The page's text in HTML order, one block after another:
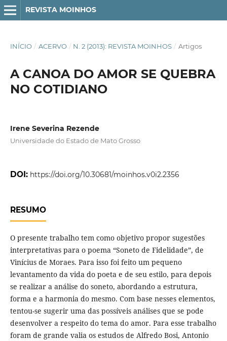
REVISTA MOINHOS
INÍCIO / ACERVO / N. 2 (2013): REVISTA MOINHOS / Artigos
A CANOA DO AMOR SE QUEBRA
NO COTIDIANO
Irene Severina Rezende
Universidade do Estado de Mato Grosso
DOI: https://doi.org/10.30681/moinhos.v0i2.2356
RESUMO
O presente trabalho tem como objetivo propor sugestões
interpretativas para o poema “Soneto de Fidelidade”, de
Vinícius de Moraes. Para isso foi feito um pequeno
levantamento da vida do poeta e de seu estilo, para depois
se realizar a análise do soneto, abordando a estrutura,
forma e a harmonia do mesmo. Com base nesses elementos,
tentou-se sugerir uma das possíveis análises que se pode
desenvolver a respeito do tema do amor. Para esse trabalho
foram de grande valia os estudos de Alfredo Bosi, Antonio